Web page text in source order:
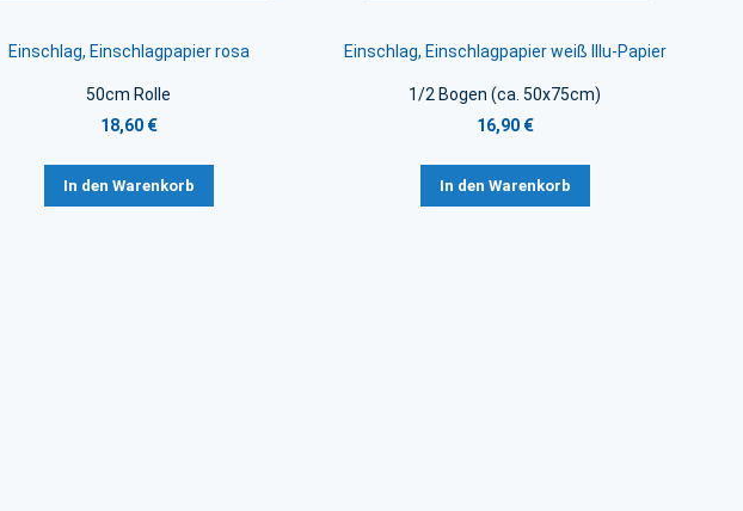
Einschlag, Einschlagpapier rosa
50cm Rolle
18,60 €
In den Warenkorb
Einschlag, Einschlagpapier weiß Illu-Papier
1/2 Bogen (ca. 50x75cm)
16,90 €
In den Warenkorb